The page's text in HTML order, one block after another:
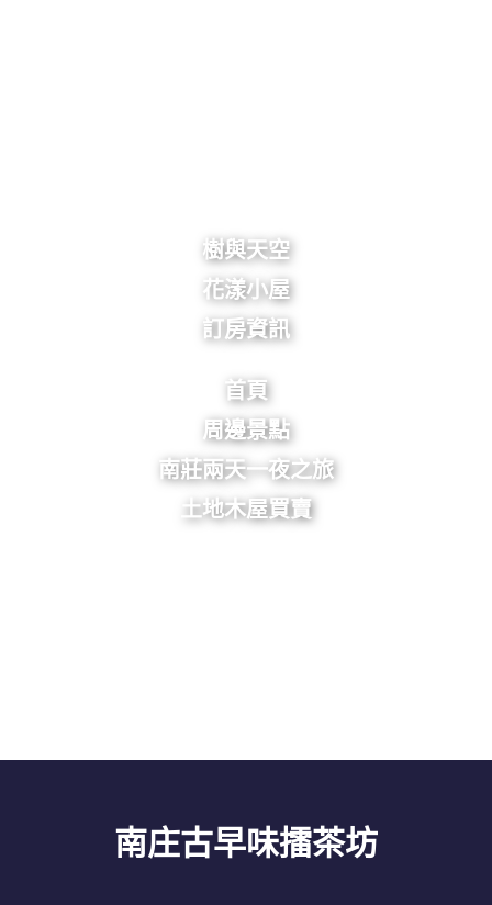
樹與天空
花漾小屋
訂房資訊
首頁
周邊景點
南莊兩天一夜之旅
土地木屋買賣
南庄古早味擂茶坊